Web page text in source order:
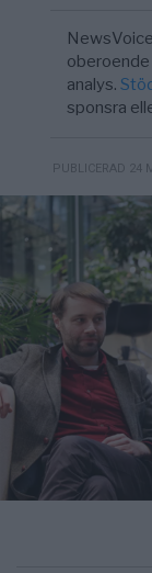
analys.
sponsra
PUBLICERAD 24